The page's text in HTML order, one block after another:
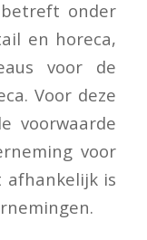
onder
en horeca,
voor de
Voor deze
voorwaarde
voor
afhankelijk is